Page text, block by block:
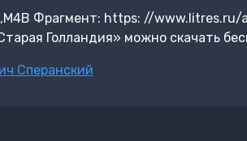
Фрагмент: https: //
Голландия» можно скачать
Сперанский